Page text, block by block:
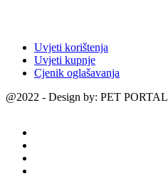
Uvjeti korištenja
Uvjeti kupnje
Cjenik oglašavanja
@2022 - Design by: PET PORTAL